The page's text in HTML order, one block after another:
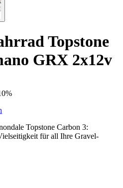
Topstone
GRX 2x12v
Topstone Carbon 3:
für all Ihre Gravel-